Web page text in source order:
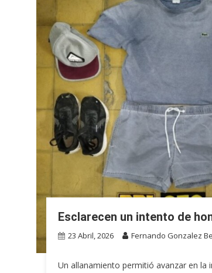
Esclarecen un intento de
23 Abril, 2026 Fernando Gonzalez
Un allanamiento permitió avanzar en la